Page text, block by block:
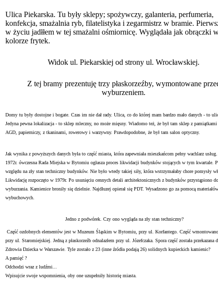
Ulica Piekarska. Tu były sklepy; spożywczy, galanteria, perfumeria,
konfekcja, smażalnia ryb, filatelistyka i zegarmistrz w bramie.
w życiu jadłłem w tej smażalni ośmiornicę. Wyglądała jak obrączki
kolorze frytek.
Widok ul. Piekarskiej od strony ul. Wrocławskiej.
Z tej bramy prezentuję trzy płaskorzeźby, wymontowane
wyburzeniem.
Domy tu były dostojne i bogate. Czas im nie dał rady. Ulica, co do której mam bardzo mało danych - to
Jedyna pewna lokalizacja - to sklep mleczny, no może mięsny. Wiadomo też, że był tam sklep z
AGD, papierniczy, z tkaninami, rowerowy i warzywny. Prawdopodobne, że był tam salon optyczny.
Jak wynika z powyższych danych była to część miasta, która zapewniała mieszkańcom pełny wachlarz
1972r. ówczesna Rada Miejska w Bytomiu ogłasza proces likwidacji budynków stojących w tym kwartale.
względu na zły stan techniczny budynków. Nie było wtedy takiej siły, która wstrzymałaby chore pomysły
Likwidację rozpoczęto w 1979r. Po usunięciu cennych detali architektonicznych z budynków przystąpiono do
wyburzania. Kamienice broniły się dzielnie. Najdłuzej opierał się PDT. Wysadzono go za pomocą materiałów
wybuchowych.
Jedno z podwórek. Czy ono wygląda na zły stan techniczny?
Część ozdobnych elementów jest w Muzeum Śląskim w Bytomiu, przy ul. Korfantego. Część
przy ul. Staromiejskiej. Jedną z płaskorzeźb odnalazłem przy ul. Józefczaka. Spora część została przekazana
Zdrowia Dziecka w Warszawie. Tyle zostało z 23 (inne źródła podają 26) solidnych kupieckich kamienic?
A pamięć ?
Odchodzi wraz z ludźmi...
Wpisujcie swoje wspomnienia, oby one uzupełniły historię miasta.